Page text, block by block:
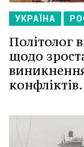
УКРАЇНА
Політолог
щодо
конфліктів.